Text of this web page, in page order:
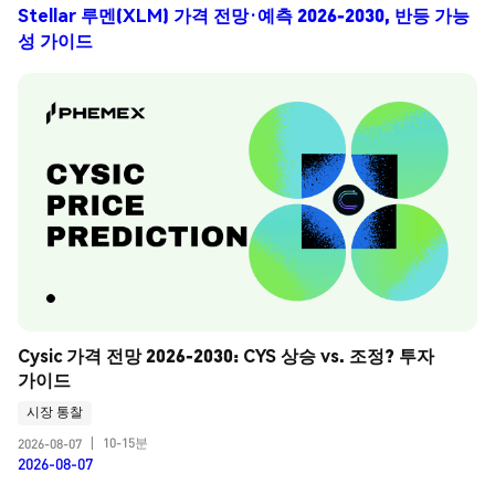
Stellar 루멘(XLM) 가격 전망·예측 2026-2030, 반등 가능
성 가이드
Cysic 가격 전망 2026-2030: CYS 상승 vs. 조정? 투자
가이드
시장 통찰
2026-08-07
10-15분
2026-08-07